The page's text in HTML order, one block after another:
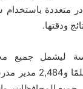
متعددة باستخدام
ودقتها.
بمشاركة 11,487